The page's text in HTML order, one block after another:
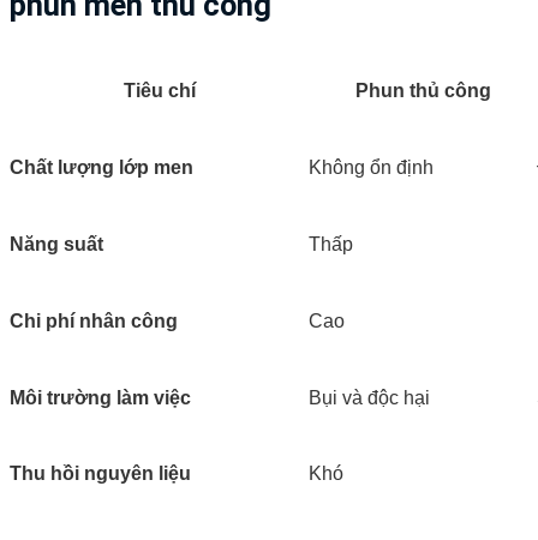
Tiêu chí Phun thủ công
Chất lượng lớp men Không ổn định
Năng suất Thấp
Chi phí nhân công Cao
Môi trường làm việc Bụi và độc hại
Thu hồi nguyên liệu Khó